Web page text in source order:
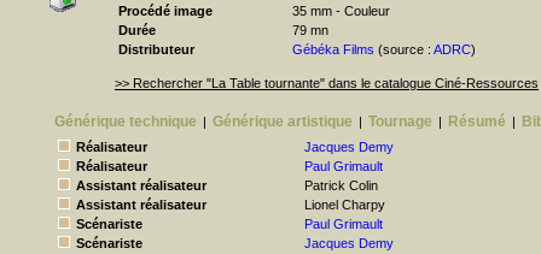
Procédé image
35 mm - Couleur
Durée
79 mn
Distributeur
Gébéka Films (source : ADRC)
>> Rechercher "La Table tournante" dans le catalogue Ciné-Ressources
Générique technique | Générique artistique | Tournage | Résumé |
Réalisateur
Jacques Demy
Réalisateur
Paul Grimault
Assistant réalisateur
Patrick Colin
Assistant réalisateur
Lionel Charpy
Scénariste
Paul Grimault
Scénariste
Jacques Demy